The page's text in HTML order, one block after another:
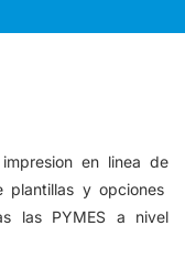
en linea de
plantillas y opciones
las PYMES a nivel